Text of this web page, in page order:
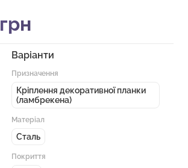
грн
Варіанти
Призначення
Кріплення декоративної планки
(ламбрекена)
Матеріал
Сталь
Покриття